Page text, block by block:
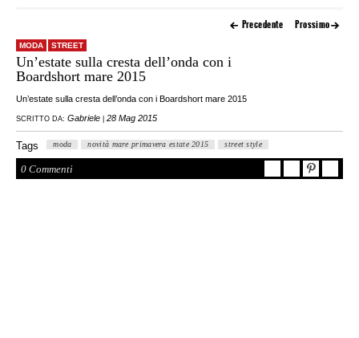
Precedente Prossimo
MODA STREET
Un’estate sulla cresta dell’onda con i
Boardshort mare 2015
Un’estate sulla cresta dell’onda con i Boardshort mare 2015
SCRITTO DA: Gabriele 28 Mag 2015
Tags moda novità mare primavera estate 2015 street style
0 Commenti